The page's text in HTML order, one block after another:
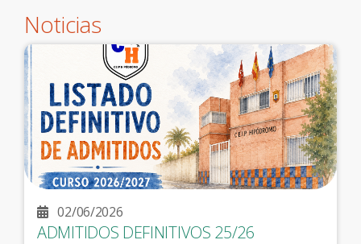
Noticias
02/06/2026
ADMITIDOS DEFINITIVOS 25/26